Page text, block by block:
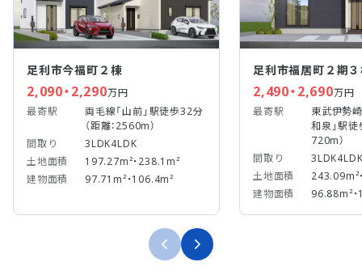
足利市今福町２棟
2,090・2,290万円
最寄駅
両毛線「山前」駅徒歩32分
（距離：2560m）
間取り
3LDK4LDK
土地面積
197.27m²・238.1m²
建物面積
97.71m²・106.4m²
足利市福居町２期
2,490・2,690万円
最寄駅
東武伊勢
和泉」駅徒
720m）
間取り
土地面積
243.09m²
建物面積
96.88m²